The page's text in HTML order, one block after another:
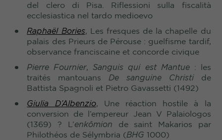
del clero di Pisa. Riflessioni sulla fiscalità
ecclesiastica nel tardo medioevo
Raphaël Bories, Les fresques de la chapelle du
palais des Prieurs de Pérouse : guelfisme tardif,
observance franciscaine et concorde civique
Pierre Fournier,Sanguis qui est Mantue: les
traités mantouans De sanguine Christide
Battista Spagnoli et Pietro Gavassetti (1492)
Giulia D’Albenzio, Une réaction hostile à la
conversion de l’empereur Jean V Palaiologos
(1369)
? L’enkômion de saint Makarios par
Philothéos de Sélymbria (BHG1000)